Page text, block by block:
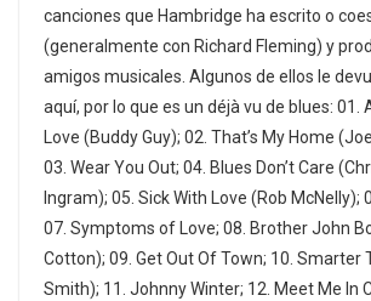
canciones que Hambridge ha escrito o
(generalmente con Richard Fleming) y
amigos musicales. Algunos de ellos le
aquí, por lo que es un déjà vu de blues: 01.
Love (Buddy Guy); 02. That’s My Home
03. Wear You Out; 04. Blues Don’t Care
Ingram); 05. Sick With Love (Rob McNelly);
07. Symptoms of Love; 08. Brother John
Cotton); 09. Get Out Of Town; 10. Smarter
Smith); 11. Johnny Winter; 12. Meet Me In